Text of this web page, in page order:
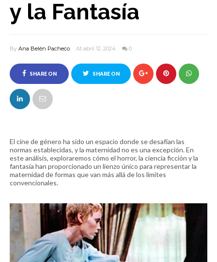
y la Fantasía
By Ana Belén Pacheco At abril 12, 2024 0
SHARE ON
FACEBOOK
SHARE ON
El cine de género ha sido un espacio donde se desafían las
normas establecidas, y la maternidad no es una excepción. En
este análisis, exploraremos cómo el horror, la ciencia ficción y la
fantasía han proporcionado un lienzo único para representar la
maternidad de formas que van más allá de los límites
convencionales.